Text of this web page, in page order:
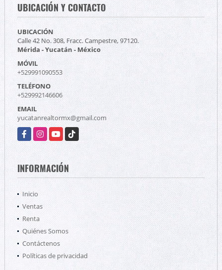
UBICACIÓN Y CONTACTO
UBICACIÓN
Calle 42 No. 308, Fracc. Campestre, 97120.
Mérida - Yucatán - México
MÓVIL
+529991090553
TELÉFONO
+529992146606
EMAIL
yucatanrealtormx@gmail.com
FacebookInstagram
YouTubeTikTok
INFORMACIÓN
Inicio
Ventas
Renta
Quiénes Somos
Contáctenos
Políticas de privacidad